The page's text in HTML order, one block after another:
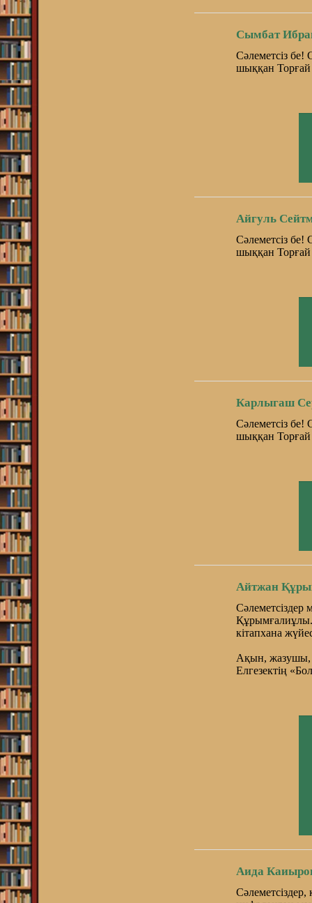
Сымбат
Сәлеметсіз бе!
шыққан Торғай
Айгуль
Сәлеметсіз бе!
шыққан Торғай
Карлыгаш
Сәлеметсіз бе!
шыққан Торғай
Айтжан
Сәлеметсіздер
кітапхана
Ақын, жазушы,
Елгезектің
Аида